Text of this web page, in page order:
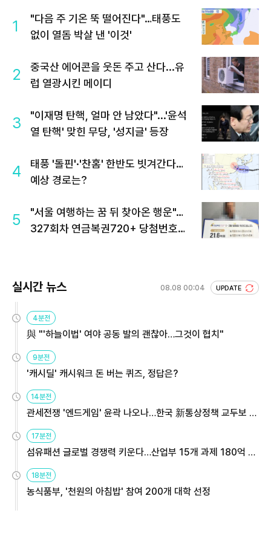
1
"다음 주 기온 뚝 떨어진다"…태풍도
없이 열돔 박살 낸 '이것'
2
중국산 에어콘을 웃돈 주고 산다...유
럽 열광시킨 메이디
3
"이재명 탄핵, 얼마 안 남았다"...'윤석
열 탄핵' 맞힌 무당, '성지글' 등장
4
태풍 '돌핀'·'찬홈' 한반도 빗겨간다…
예상 경로는?
5
"서울 여행하는 꿈 뒤 찾아온 행운"…
327회차 연금복권720+ 당첨번호조
실시간 뉴스 08.08 00:04 UPDATE
4분전
與 "'하늘이법' 여야 공동 발의 괜찮아…그것이 협치"
9분전
'캐시딜' 캐시워크 돈 버는 퀴즈, 정답은?
14분전
관세전쟁 '엔드게임' 윤곽 나오나…한국 新통상정책 교두보 활
17분전
섬유패션 글로벌 경쟁력 키운다…산업부 15개 과제 180억 지
18분전
농식품부, '천원의 아침밥' 참여 200개 대학 선정